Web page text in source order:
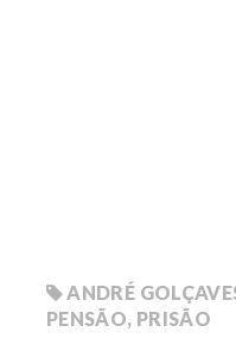
ANDRÉ
PENSÃO, PRISÃO